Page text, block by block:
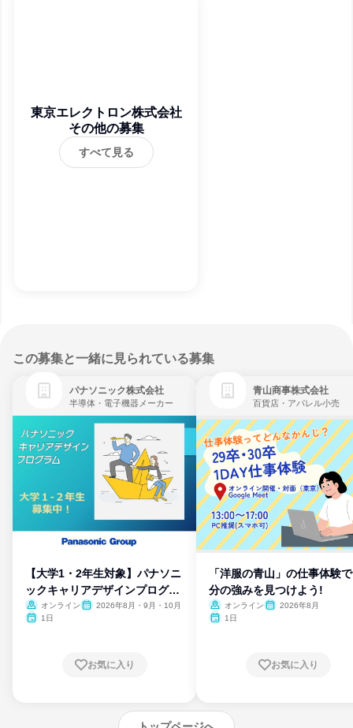
東京エレクトロン株式会社
その他の募集
すべて見る
この募集と一緒に見られている募集
パナソニック株式会社
半導体・電子機器メーカー
【大学1・2年生対象】パナソニ
ックキャリアデザインプログラ
ム
オンライン
2026年8月・9月・10月
1日
お気に入り
青山商事株式会社
百貨店・アパレル小売
「洋服の青山」の仕事体験
分の強みを見つけよう!
オンライン
2026年8月
1日
お気に入り